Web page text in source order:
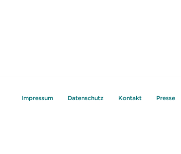
Impressum Datenschutz Kontakt Presse